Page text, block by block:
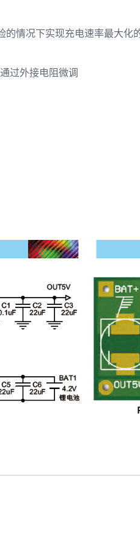
情况下实现充电速率最大化
过外接电阻微调